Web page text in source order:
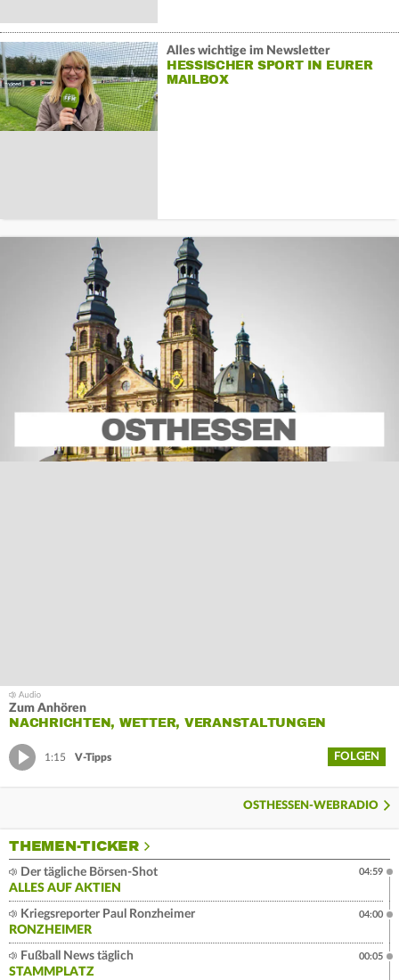
Alles wichtige im Newsletter
HESSISCHER SPORT IN EURER
MAILBOX
Zum Anhören
NACHRICHTEN, WETTER, VERANSTALTUNGEN
1:15 V-Tipps FOLGEN
OSTHESSEN-WEBRADIO
THEMEN-TICKER
Der tägliche Börsen-Shot
ALLES AUF AKTIEN
04:59
Kriegsreporter Paul Ronzheimer
RONZHEIMER
04:00
Fußball News täglich
STAMMPLATZ
00:05